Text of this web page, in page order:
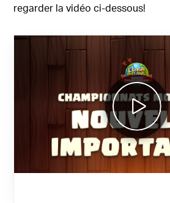
regarder la vidéo ci-dessous!